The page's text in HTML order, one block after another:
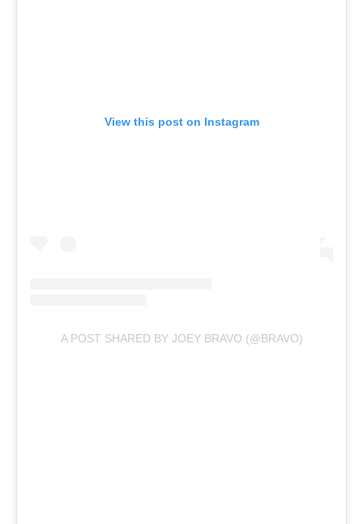
View this post on Instagram
A POST SHARED BY JOEY BRAVO (@BRAVO)